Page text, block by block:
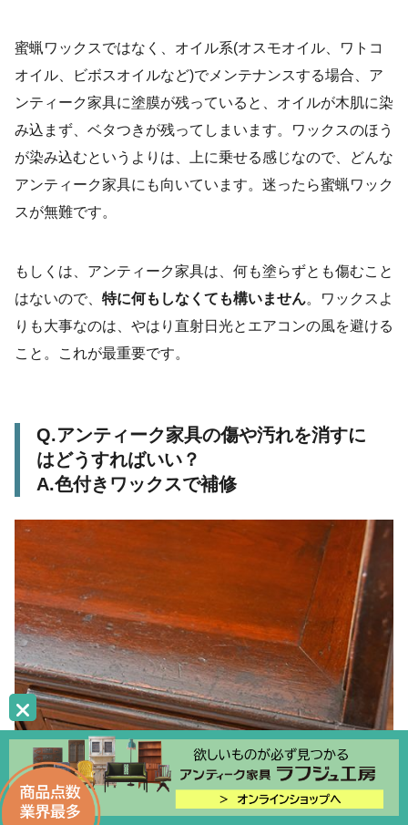
蜜蝋ワックスではなく、オイル系(オスモオイル、ワトコ
オイル、ビボスオイルなど)でメンテナンスする場合、ア
ンティーク家具に塗膜が残っていると、オイルが木肌に染
み込まず、ベタつきが残ってしまいます。ワックスのほう
が染み込むというよりは、上に乗せる感じなので、どんな
アンティーク家具にも向いています。迷ったら蜜蝋ワック
スが無難です。
もしくは、アンティーク家具は、何も塗らずとも傷むこと
はないので、 特に何もしなくても構いません。ワックスよ
りも大事なのは、やはり直射日光とエアコンの風を避ける
こと。これが最重要です。
Q.アンティーク家具の傷や汚れを消すに
はどうすればいい？
A.色付きワックスで補修
アンティーク家具に傷や汚れがある場合は、家具の色と近